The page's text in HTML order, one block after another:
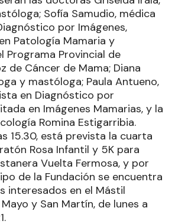
Sofía Samudio, médica
por Imágenes,
Patología Mamaria y
Programa Provincial de
de Cáncer de Mama; Diana
y mastóloga; Paula Antueno,
en Diagnóstico por
en Imágenes Mamarias, y la
Romina Estigarribia.
15.30, está prevista la cuarta
Rosa Infantil y 5K para
Vuelta Fermosa, y por
de la Fundación se encuentra
interesados en el Mástil
y San Martín, de lunes a